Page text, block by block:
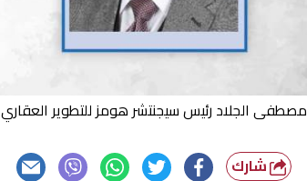
مصطفى الجلاد رئيس سيجنتشر هومز للتطوير العقاري
شارك